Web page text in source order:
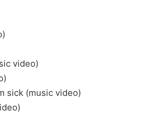
video)
sick (music video)